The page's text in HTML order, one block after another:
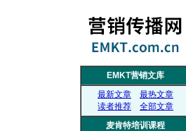
EMKT营销文库
最新文章
最热文章
读者推荐
全部文章
麦肯特培训课程